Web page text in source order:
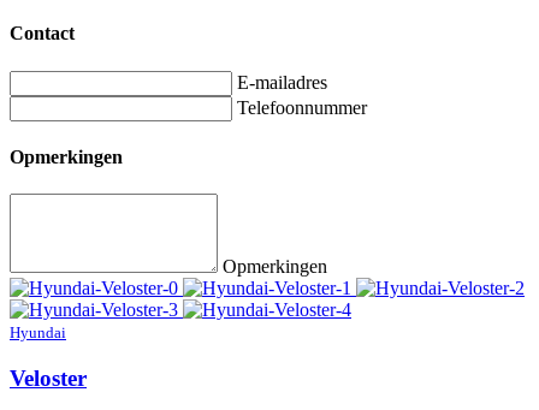
Contact
E-mailadres
Telefoonnummer
Opmerkingen
Opmerkingen
Hyundai
Veloster